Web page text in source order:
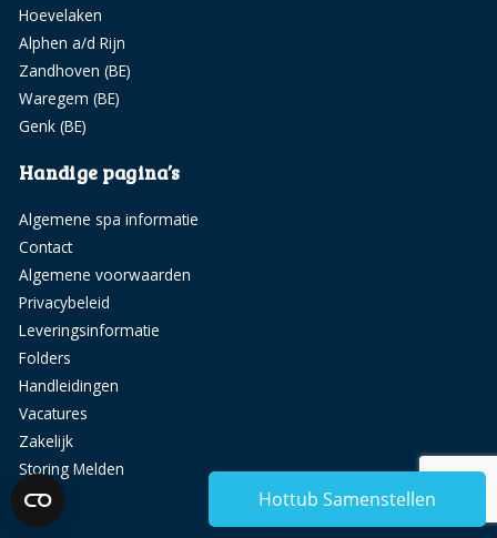
Hoevelaken
Alphen a/d Rijn
Zandhoven (BE)
Waregem (BE)
Genk (BE)
Handige pagina’s
Algemene spa informatie
Contact
Algemene voorwaarden
Privacybeleid
Leveringsinformatie
Folders
Handleidingen
Vacatures
Zakelijk
Storing Melden
Powered by Reuzenpanda.nl